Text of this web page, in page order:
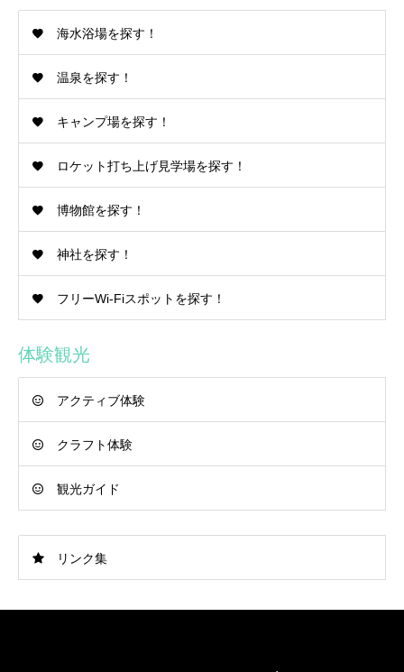
海水浴場を探す！
温泉を探す！
キャンプ場を探す！
ロケット打ち上げ見学場を探す！
博物館を探す！
神社を探す！
フリーWi-Fiスポットを探す！
体験観光
アクティブ体験
クラフト体験
観光ガイド
リンク集